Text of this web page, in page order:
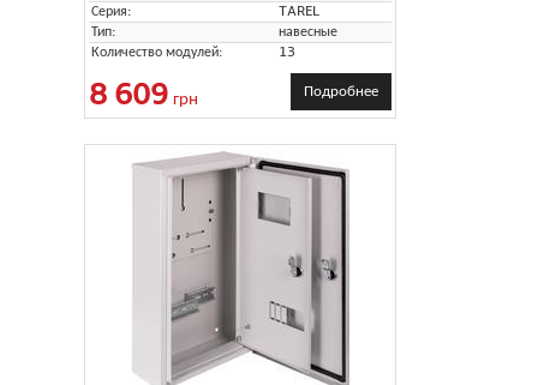
Серия:
TAREL
Тип:
навесные
Количество модулей:
13
8 609 грн Подробнее